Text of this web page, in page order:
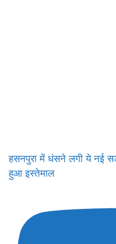
हसनपुरा में धंसने लगी ये नई
हुआ इस्तेमाल